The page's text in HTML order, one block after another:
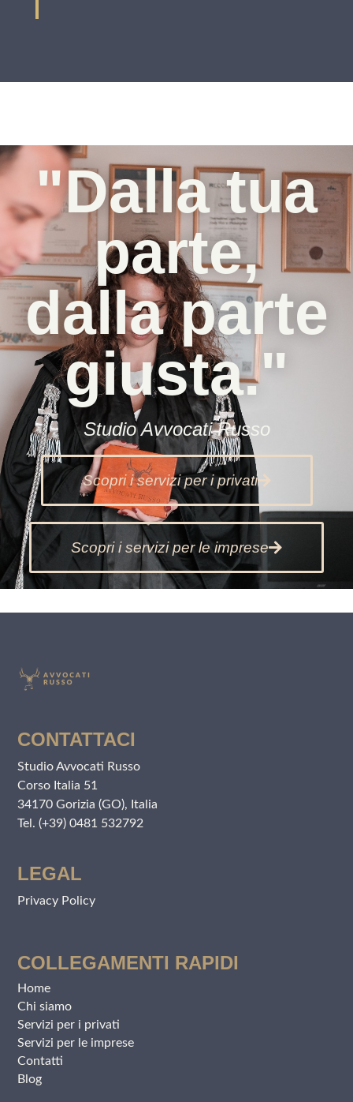
"Dalla tua
parte,
dalla parte
giusta."
Studio Avvocati Russo
Scopri i servizi per i privati
Scopri i servizi per le imprese
CONTATTACI
Studio Avvocati Russo
Corso Italia 51
34170 Gorizia (GO), Italia
Tel. (+39) 0481 532792
LEGAL
Privacy Policy
COLLEGAMENTI RAPIDI
Home
Chi siamo
Servizi per i privati
Servizi per le imprese
Contatti
Blog